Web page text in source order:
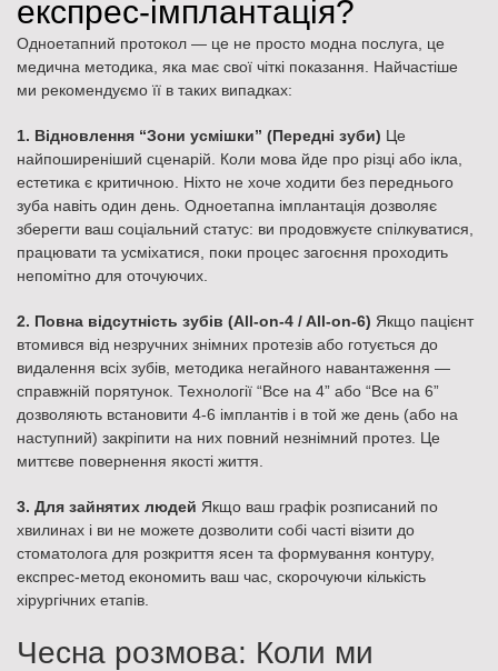
експрес-імплантація?
Одноетапний протокол — це не просто модна послуга, це
медична методика, яка має свої чіткі показання. Найчастіше
ми рекомендуємо її в таких випадках:
1. Відновлення “Зони усмішки” (Передні зуби) Це
найпоширеніший сценарій. Коли мова йде про різці або ікла,
естетика є критичною. Ніхто не хоче ходити без переднього
зуба навіть один день. Одноетапна імплантація дозволяє
зберегти ваш соціальний статус: ви продовжуєте спілкуватися,
працювати та усміхатися, поки процес загоєння проходить
непомітно для оточуючих.
2. Повна відсутність зубів (All-on-4 / All-on-6) Якщо пацієнт
втомився від незручних знімних протезів або готується до
видалення всіх зубів, методика негайного навантаження —
справжній порятунок. Технології “Все на 4” або “Все на 6”
дозволяють встановити 4-6 імплантів і в той же день (або на
наступний) закріпити на них повний незнімний протез. Це
миттєве повернення якості життя.
3. Для зайнятих людей Якщо ваш графік розписаний по
хвилинах і ви не можете дозволити собі часті візити до
стоматолога для розкриття ясен та формування контуру,
експрес-метод економить ваш час, скорочуючи кількість
хірургічних етапів.
Чесна розмова: Коли ми